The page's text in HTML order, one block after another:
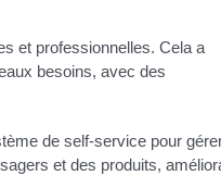
et professionnelles. Cela a
besoins, avec des
de self-service pour
et des produits,